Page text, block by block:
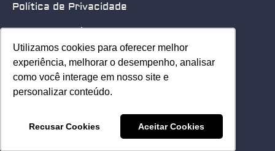
Utilizamos cookies para oferecer melhor
experiência, melhorar o desempenho, analisar
como você interage em nosso site e
personalizar conteúdo.
Recusar Cookies Aceitar Cookies
Utilizamos cookies para oferecer melhor
experiência, melhorar o desempenho, analisar
como você interage em nosso site e
personalizar conteúdo.
Recusar Cookies Aceitar Cookies
Política de Privacidade
Quero patrocinar
Contato
Home
© 2025 Security Leader. Todos os Direitos Reservados.